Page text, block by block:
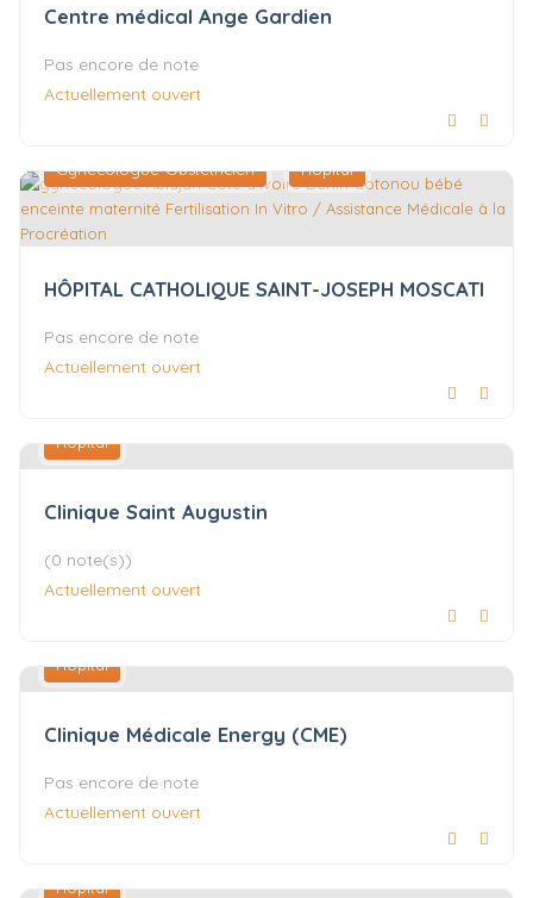
Centre médical Ange Gardien
Pas encore de note
Actuellement ouvert
Gynécologue-Obstétricien Hôpital
HÔPITAL CATHOLIQUE SAINT-JOSEPH MOSCATI
Pas encore de note
Actuellement ouvert
Hôpital
Clinique Saint Augustin
(0 note(s))
Actuellement ouvert
Hôpital
Clinique Médicale Energy (CME)
Pas encore de note
Actuellement ouvert
Hôpital